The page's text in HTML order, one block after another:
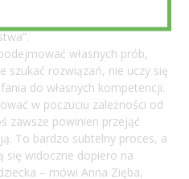
działania i zdobywania
młodego człowieka w
własnych prób,
szukać rozwiązań, nie uczy się
do własnych kompetencji.
w poczuciu zależności od
zawsze powinien przejąć
To bardzo subtelny proces, a
się widoczne dopiero na
– mówi Anna Zięba,